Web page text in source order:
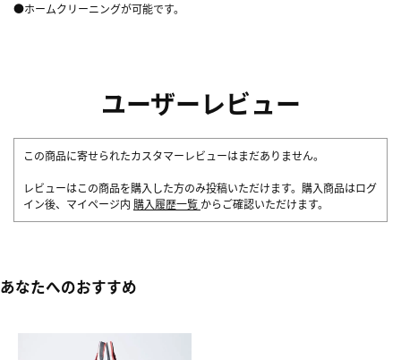
●ホームクリーニングが可能です。
ユーザーレビュー
この商品に寄せられたカスタマーレビューはまだありません。
レビューはこの商品を購入した方のみ投稿いただけます。購入商品はログ
イン後、マイページ内 購入履歴一覧 からご確認いただけます。
あなたへのおすすめ